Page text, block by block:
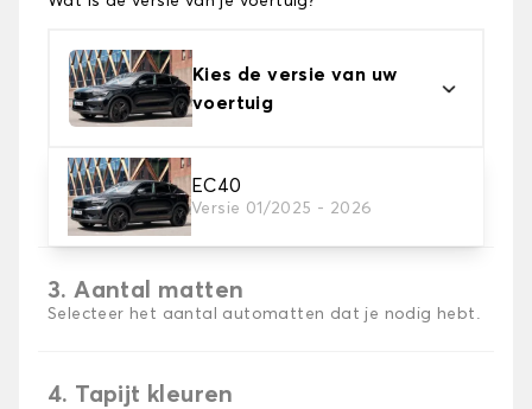
Kies de versie van uw
voertuig
EC40
Versie 01/2025 - 2026
2. Materiaal
Kies het materiaal van uw automatten
3. Aantal matten
Selecteer het aantal automatten dat je nodig hebt.
4. Tapijt kleuren